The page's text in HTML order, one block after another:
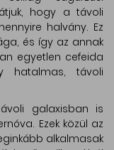
hogy a távoli
halvány. Ez
és így az annak
egyetlen cefeida
hatalmas, távoli
galaxisban is
Ezek közül az
alkalmasak